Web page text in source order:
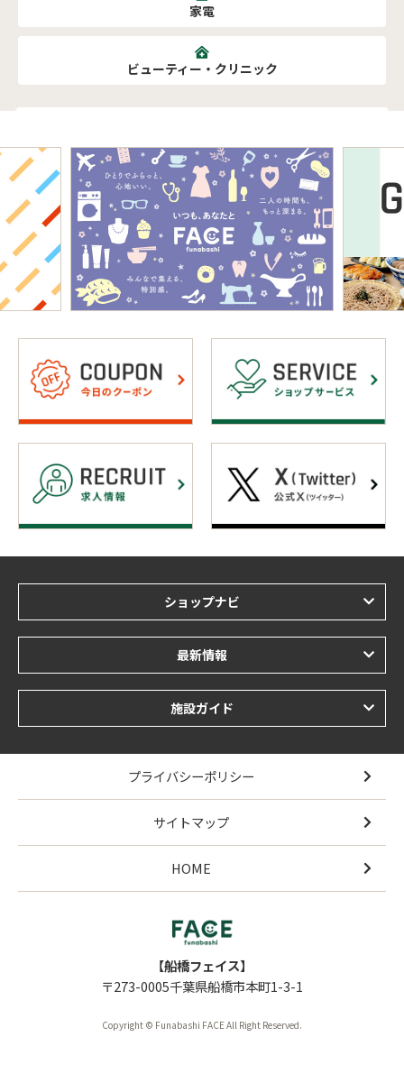
家電
ビューティー・クリニック
ショップナビ
最新情報
施設ガイド
プライバシーポリシー
サイトマップ
HOME
【船橋フェイス】
〒273-0005千葉県船橋市本町1-3-1
Copyright © Funabashi FACE All Right Reserved.